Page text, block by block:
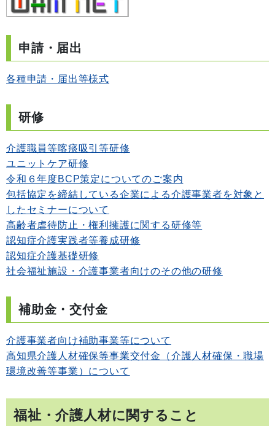
申請・届出
各種申請・届出等様式
研修
介護職員等喀痰吸引等研修
ユニットケア研修
令和６年度BCP策定についてのご案内
包括協定を締結している企業による介護事業者を対象と
したセミナーについて
高齢者虐待防止・権利擁護に関する研修等
認知症介護実践者等養成研修
認知症介護基礎研修
社会福祉施設・介護事業者向けのその他の研修
補助金・交付金
介護事業者向け補助事業等について
高知県介護人材確保等事業交付金（介護人材確保・職場
環境改善等事業）について
福祉・介護人材に関すること